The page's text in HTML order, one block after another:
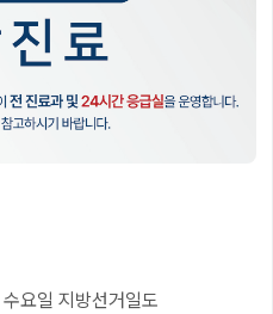
요일 지방선거일도